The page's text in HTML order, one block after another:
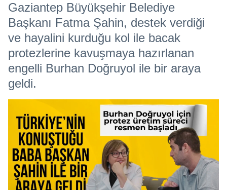
Gaziantep Büyükşehir Belediye
Başkanı Fatma Şahin, destek verdiği
ve hayalini kurduğu kol ile bacak
protezlerine kavuşmaya hazırlanan
engelli Burhan Doğruyol ile bir araya
geldi.